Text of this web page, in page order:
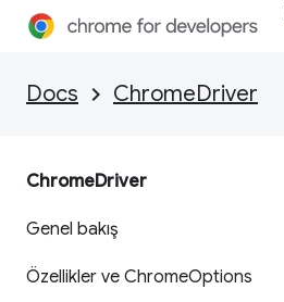
Docs ChromeDriver
ChromeDriver
Genel bakış
Özellikler ve ChromeOptions